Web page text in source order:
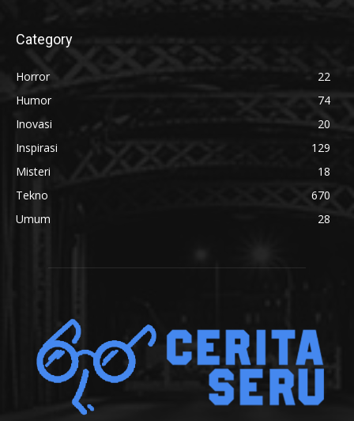
Category
Horror
22
Humor
74
Inovasi
20
Inspirasi
129
Misteri
18
Tekno
670
Umum
28